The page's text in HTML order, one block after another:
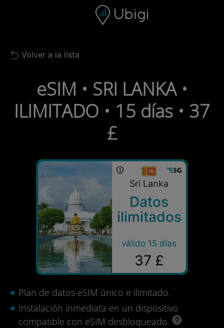
Barra de navegación
Back to list
Volver a la lista
eSIM • SRI LANKA •
ILIMITADO • 15 días • 37
£
Sri Lanka
Datos
ilimitados
válido 15 días
37 £
Plan de datos eSIM único e ilimitado.
Instalación inmediata en un dispositivo
compatible con eSIM desbloqueado.